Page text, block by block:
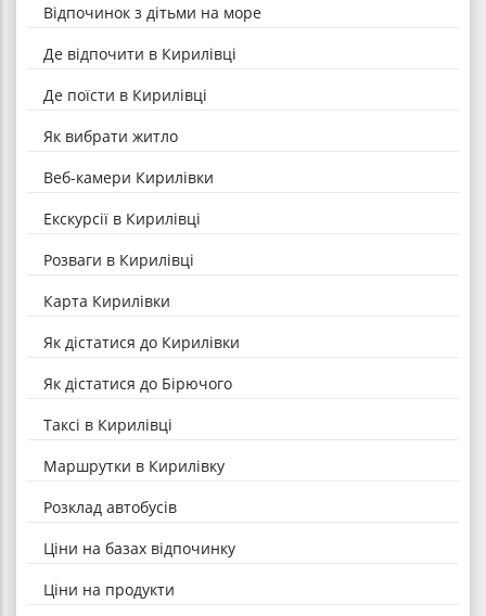
Відпочинок з дітьми на море
Де відпочити в Кирилівці
Де поїсти в Кирилівці
Як вибрати житло
Веб-камери Кирилівки
Екскурсії в Кирилівці
Розваги в Кирилівці
Карта Кирилівки
Як дістатися до Кирилівки
Як дістатися до Бірючого
Таксі в Кирилівці
Маршрутки в Кирилівку
Розклад автобусів
Ціни на базах відпочинку
Ціни на продукти